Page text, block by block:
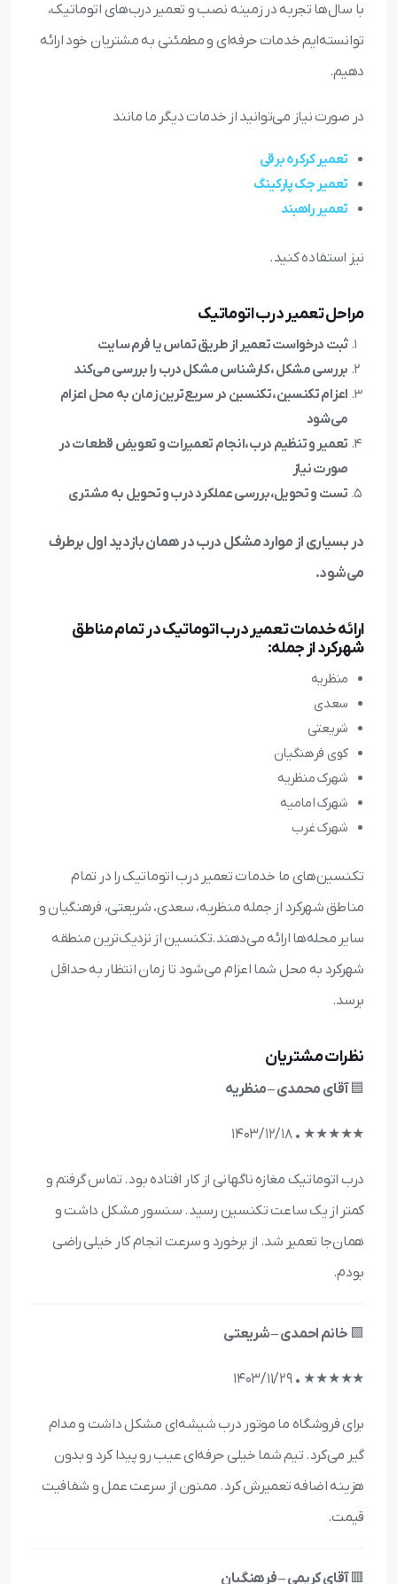
با سال‌ها تجربه در زمینه نصب و تعمیر درب‌های اتوماتیک،
توانسته‌ایم خدمات حرفه‌ای و مطمئنی به مشتریان خود ارائه
دهیم.
در صورت نیاز می‌توانید از خدمات دیگر ما مانند
تعمیر کرکره برقی
تعمیر جک پارکینگ
تعمیر راهبند
نیز استفاده کنید.
مراحل تعمیر درب اتوماتیک
ثبت درخواست تعمیر از طریق تماس یا فرم سایت
بررسی مشکل ،کارشناس مشکل درب را بررسی می‌کند
اعزام تکنسین،تکنسین در سریع‌ترین زمان به محل اعزام
می‌شود
تعمیر و تنظیم درب،انجام تعمیرات و تعویض قطعات در
صورت نیاز
تست و تحویل،بررسی عملکرد درب و تحویل به مشتری
در بسیاری از موارد مشکل درب در همان بازدید اول برطرف
می‌شود.
ارائه خدمات تعمیر درب اتوماتیک در تمام مناطق
شهرکرد از جمله:
منظریه
سعدی
شریعتی
کوی فرهنگیان
شهرک منظریه
شهرک امامیه
شهرک غرب
تکنسین‌های ما خدمات تعمیر درب اتوماتیک را در تمام
مناطق شهرکرد از جمله منظریه، سعدی، شریعتی، فرهنگیان و
سایر محله‌ها ارائه می‌دهند.تکنسین از نزدیک‌ترین منطقه
شهرکرد به محل شما اعزام می‌شود تا زمان انتظار به حداقل
برسد.
نظرات مشتریان
🟦آقای محمدی – منظریه
★★★★★ • ۱۴۰3/۱۲/۱۸
درب اتوماتیک مغازه ناگهانی از کار افتاده بود. تماس گرفتم و
کمتر از یک ساعت تکنسین رسید. سنسور مشکل داشت و
همان‌جا تعمیر شد. از برخورد و سرعت انجام کار خیلی راضی
بودم.
🟩 خانم احمدی – شریعتی
★★★★★ • ۱۴۰3/۱۱/۲۹
برای فروشگاه ما موتور درب شیشه‌ای مشکل داشت و مدام
گیر می‌کرد. تیم شما خیلی حرفه‌ای عیب رو پیدا کرد و بدون
هزینه اضافه تعمیرش کرد. ممنون از سرعت عمل و شفافیت
قیمت.
🟥آقای کریمی – فرهنگیان